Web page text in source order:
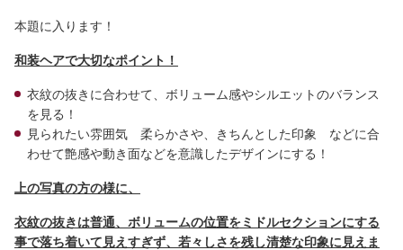
本題に入ります！
和装ヘアで大切なポイント！
衣紋の抜きに合わせて、ボリューム感やシルエットのバランス
を見る！
見られたい雰囲気 柔らかさや、きちんとした印象 などに合
わせて艶感や動き面などを意識したデザインにする！
上の写真の方の様に、
衣紋の抜きは普通、ボリュームの位置をミドルセクションにする
事で落ち着いて見えすぎず、若々しさを残し清楚な印象に見えま